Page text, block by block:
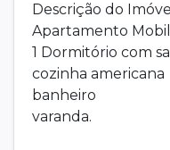
Descrição do
Apartamento
1 Dormitório com
cozinha americana
banheiro
varanda.